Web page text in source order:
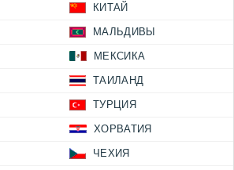
КИТАЙ
МАЛЬДИВЫ
МЕКСИКА
ТАИЛАНД
ТУРЦИЯ
ХОРВАТИЯ
ЧЕХИЯ